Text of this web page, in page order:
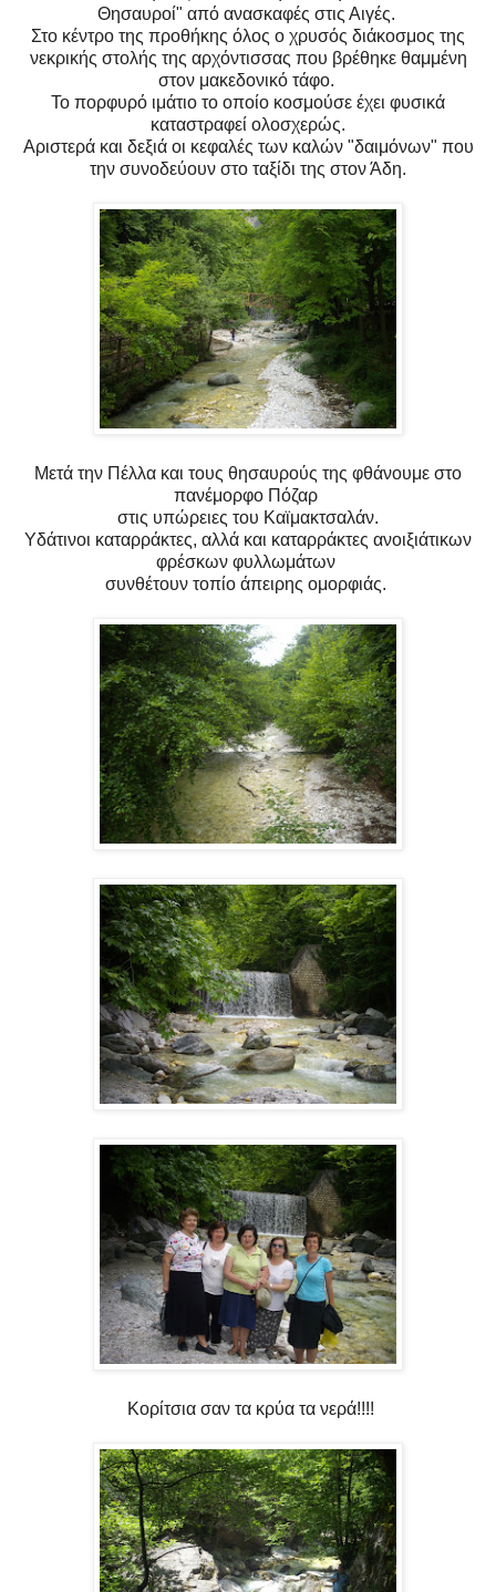
Θησαυροί" από ανασκαφές στις Αιγές.
Στο κέντρο της προθήκης όλος ο χρυσός διάκοσμος της
νεκρικής στολής της αρχόντισσας που βρέθηκε θαμμένη
στον μακεδονικό τάφο.
Το πορφυρό ιμάτιο το οποίο κοσμούσε έχει φυσικά
καταστραφεί ολοσχερώς.
Αριστερά και δεξιά οι κεφαλές των καλών "δαιμόνων" που
την συνοδεύουν στο ταξίδι της στον Άδη.
Μετά την Πέλλα και τους θησαυρούς της φθάνουμε στο
πανέμορφο Πόζαρ
στις υπώρειες του Καϊμακτσαλάν.
Υδάτινοι καταρράκτες, αλλά και καταρράκτες ανοιξιάτικων
φρέσκων φυλλωμάτων
συνθέτουν τοπίο άπειρης ομορφιάς.
Κορίτσια σαν τα κρύα τα νερά!!!!